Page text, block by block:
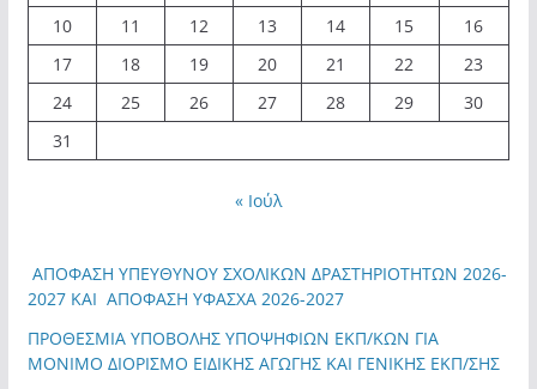
10
11 12 13 14 15
16
17
18 19 20 21 22
23
24
25 26 27 28 29
30
31
« Ιούλ
ΑΠΟΦΑΣΗ ΥΠΕΥΘΥΝΟΥ ΣΧΟΛΙΚΩΝ ΔΡΑΣΤΗΡΙΟΤΗΤΩΝ 2026-
2027 ΚΑΙ ΑΠΟΦΑΣΗ ΥΦΑΣΧΑ 2026-2027
ΠΡΟΘΕΣΜΙΑ ΥΠΟΒΟΛΗΣ ΥΠΟΨΗΦΙΩΝ ΕΚΠ/ΚΩΝ ΓΙΑ
ΜΟΝΙΜΟ ΔΙΟΡΙΣΜΟ ΕΙΔΙΚΗΣ ΑΓΩΓΗΣ ΚΑΙ ΓΕΝΙΚΗΣ ΕΚΠ/ΣΗΣ